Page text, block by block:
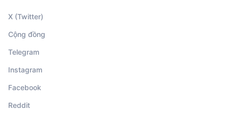
X (Twitter)
Cộng đồng
Telegram
Instagram
Facebook
Reddit